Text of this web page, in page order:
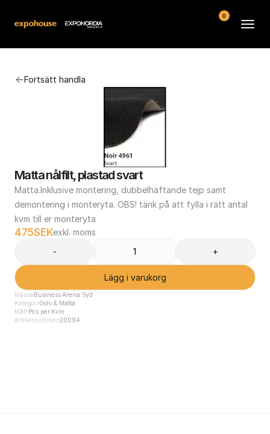
Fortsätt handla
Matta nålfilt, plastad svart
Matta.Inklusive montering, dubbelhäftande tejp samt
demontering i monteryta. OBS! tänk på att fylla i rätt antal
kvm till er monteryta
475SEKexkl. moms
-
+
Lägg i varukorg
Mässa Business Arena Syd
Kategori Golv & Matta
MåttPris per Kvm
Artikelnummer 20094
Kontakt
Köpvillkor
0